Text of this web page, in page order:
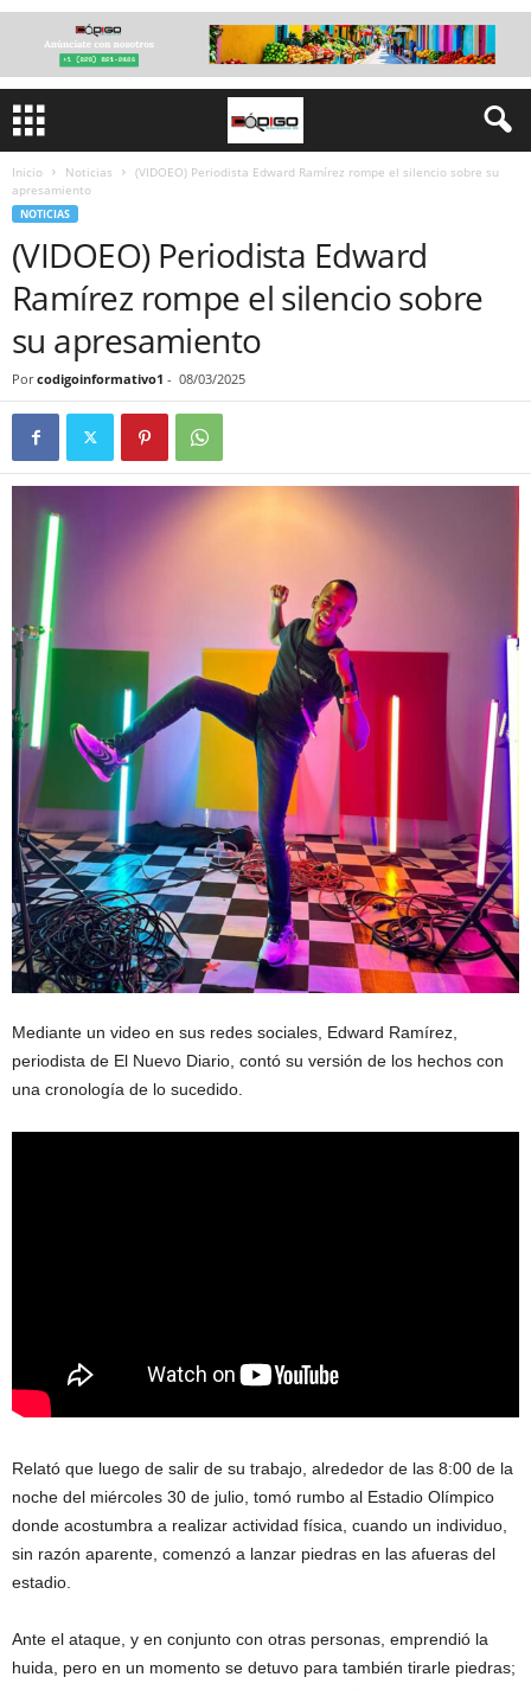
Inicio Noticias
(VIDOEO) Periodista Edward Ramírez rompe el silencio sobre su
apresamiento
NOTICIAS
(VIDOEO) Periodista Edward
Ramírez rompe el silencio sobre
su apresamiento
Por codigoinformativo1 - 08/03/2025
Mediante un video en sus redes sociales, Edward Ramírez,
periodista de El Nuevo Diario, contó su versión de los hechos con
una cronología de lo sucedido.
Relató que luego de salir de su trabajo, alrededor de las 8:00 de la
noche del miércoles 30 de julio, tomó rumbo al Estadio Olímpico
donde acostumbra a realizar actividad física, cuando un individuo,
sin razón aparente, comenzó a lanzar piedras en las afueras del
estadio.
Ante el ataque, y en conjunto con otras personas, emprendió la
huida, pero en un momento se detuvo para también tirarle piedras;